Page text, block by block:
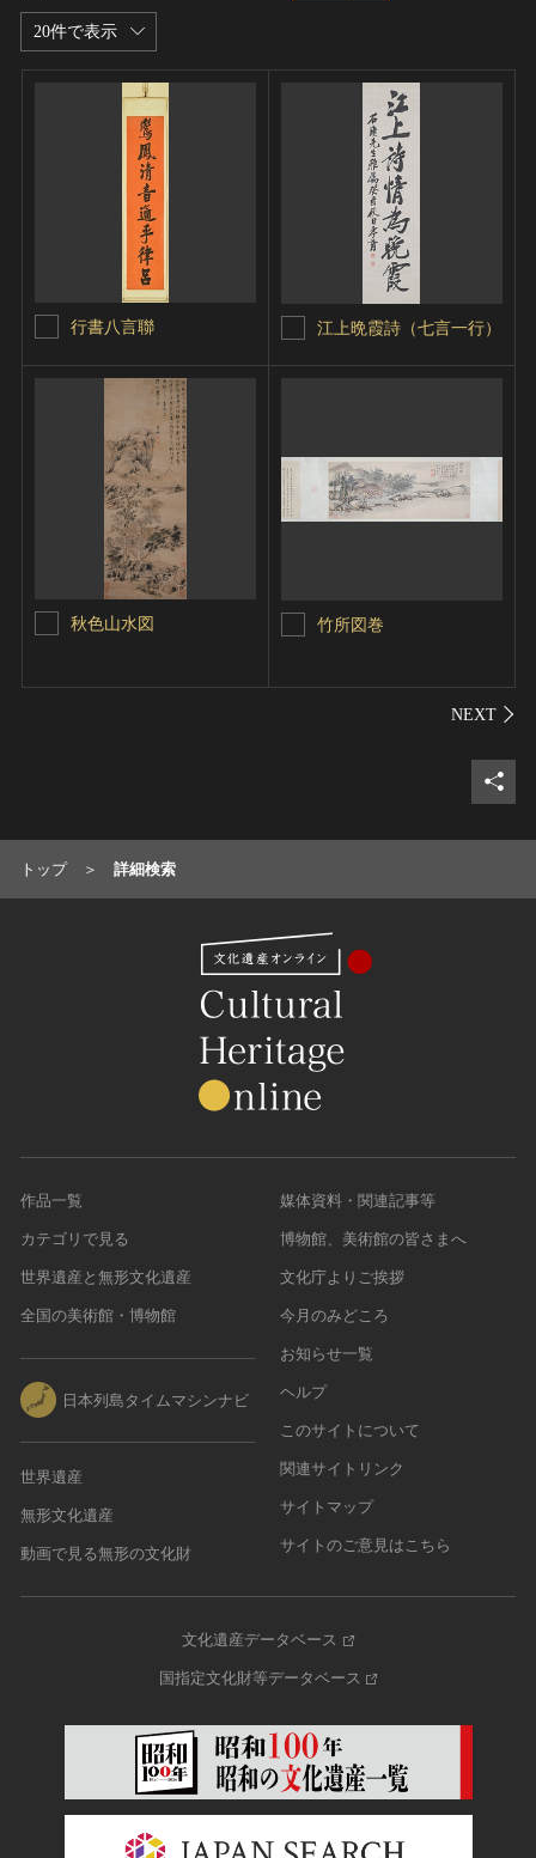
20件で表示
行書八言聯 江上晩霞詩（七言一行）
秋色山水図 竹所図巻
シェ
トップ 詳細検索
作品一覧
カテゴリで見る
世界遺産と無形文化遺産
全国の美術館・博物館
日本列島タイムマシンナビ
世界遺産
無形文化遺産
動画で見る無形の文化財
媒体資料・関連記事等
博物館、美術館の皆さまへ
文化庁よりご挨拶
今月のみどころ
お知らせ一覧
ヘルプ
このサイトについて
関連サイトリンク
サイトマップ
サイトのご意見はこちら
文化遺産データベース
国指定文化財等データベース